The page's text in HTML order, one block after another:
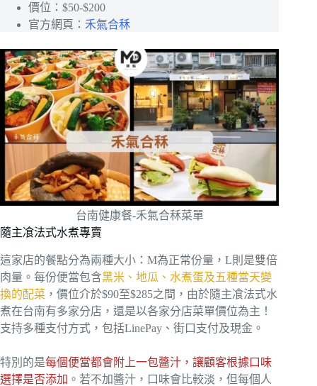
價位：$50-$200
官方網頁： 禾氣合秝
台南健康餐-禾氣合秝菜單
隨主飡法式水煮專賣
這家店的餐點分為兩種大小：M為正常份量，L則是雙倍
肉量。每份便當包含黑米、地瓜、水煮蛋及五種當天變
換的配菜 ，價位介於$90至$285之間，由於隨主飡法式水
煮在台南有多家分店，還是以各家分店菜單價位為主！
支持多種支付方式，包括LinePay、街口支付及現金。
特別的是每個便當都會附上一包醬汁，讓顧客根據口味
選擇是否添加 。若不加醬汁，口味會比較淡，但每個人